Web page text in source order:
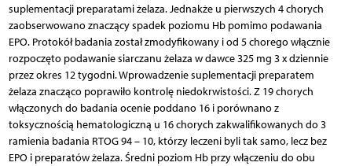
suplementacji preparatami żelaza. Jednakże u pierwszych 4 chorych
zaobserwowano znaczący spadek poziomu Hb pomimo podawania
EPO. Protokół badania został zmodyfikowany i od 5 chorego włącznie
rozpoczęto podawanie siarczanu żelaza w dawce 325 mg 3 x dziennie
przez okres 12 tygodni. Wprowadzenie suplementacji preparatem
żelaza znacząco poprawiło kontrolę niedokrwistości. Z 19 chorych
włączonych do badania ocenie poddano 16 i porównano z
toksycznością hematologiczną u 16 chorych zakwalifikowanych do 3
ramienia badania RTOG 94 – 10, którzy leczeni byli tak samo, lecz bez
EPO i preparatów żelaza. Średni poziom Hb przy włączeniu do obu